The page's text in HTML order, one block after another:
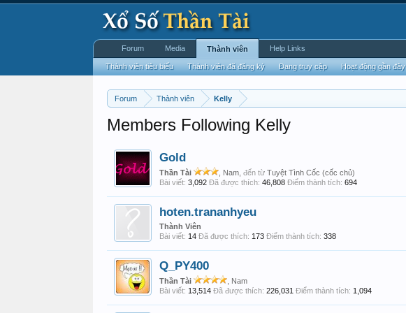
Forum Thành viên Kelly
Members Following Kelly
Gold
Thần Tài , Nam, đến từ Tuyệt Tình Cốc (cốc chủ)
Bài viết: 3,092 Đã được thích: 46,808 Điểm thành tích: 694
hoten.trananhyeu
Thành Viên
Bài viết: 14 Đã được thích: 173 Điểm thành tích: 338
Q_PY400
Thần Tài
, Nam
Bài viết: 13,514 Đã được thích: 226,031 Điểm thành tích: 1,094
Forum Media Thành viên
Thành viên tiêu biểu Thành viên đã đăng ký Đang truy cập Hoạt động gần đây
Help Links